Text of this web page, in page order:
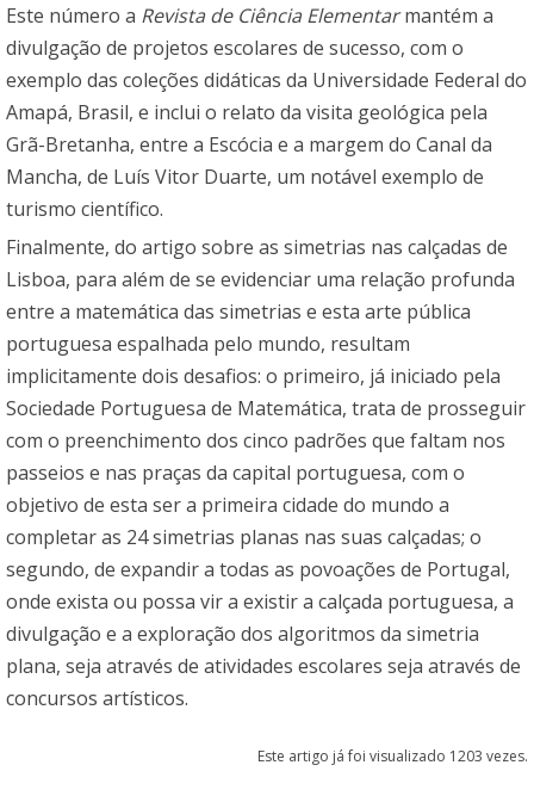
Este número a Revista de Ciência Elementarmantém a
divulgação de projetos escolares de sucesso, com o
exemplo das coleções didáticas da Universidade Federal do
Amapá, Brasil, e inclui o relato da visita geológica pela
Grã-Bretanha, entre a Escócia e a margem do Canal da
Mancha, de Luís Vitor Duarte, um notável exemplo de
turismo científico.
Finalmente, do artigo sobre as simetrias nas calçadas de
Lisboa, para além de se evidenciar uma relação profunda
entre a matemática das simetrias e esta arte pública
portuguesa espalhada pelo mundo, resultam
implicitamente dois desafios: o primeiro, já iniciado pela
Sociedade Portuguesa de Matemática, trata de prosseguir
com o preenchimento dos cinco padrões que faltam nos
passeios e nas praças da capital portuguesa, com o
objetivo de esta ser a primeira cidade do mundo a
completar as 24 simetrias planas nas suas calçadas; o
segundo, de expandir a todas as povoações de Portugal,
onde exista ou possa vir a existir a calçada portuguesa, a
divulgação e a exploração dos algoritmos da simetria
plana, seja através de atividades escolares seja através de
concursos artísticos.
Este artigo já foi visualizado 1203 vezes.